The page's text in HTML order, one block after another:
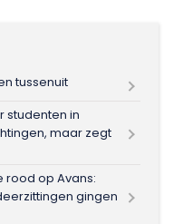
tussenuit
studenten in
maar zegt
rood op Avans:
gingen